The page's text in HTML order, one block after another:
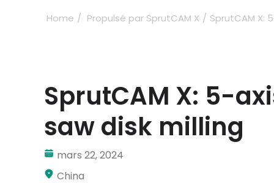
Home Propulsé par SprutCAM X SprutCAM X:
SprutCAM X: 5-
saw disk milling
mars 22, 2024
China